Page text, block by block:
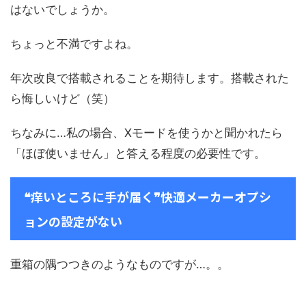
はないでしょうか。
ちょっと不満ですよね。
年次改良で搭載されることを期待します。搭載された
ら悔しいけど（笑）
ちなみに…私の場合、Xモードを使うかと聞かれたら
「ほぼ使いません」と答える程度の必要性です。
❝痒いところに手が届く❞快適メーカーオプシ
ョンの設定がない
重箱の隅つつきのようなものですが…。。